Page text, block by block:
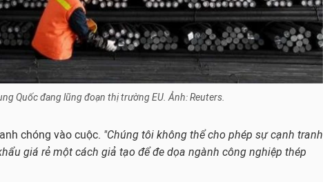
Quốc đang lũng đoạn thị trường EU. Ảnh: Reuters.
chóng vào cuộc. "Chúng tôi không thể cho phép sự cạnh tranh
giá rẻ một cách giả tạo để đe dọa ngành công nghiệp thép